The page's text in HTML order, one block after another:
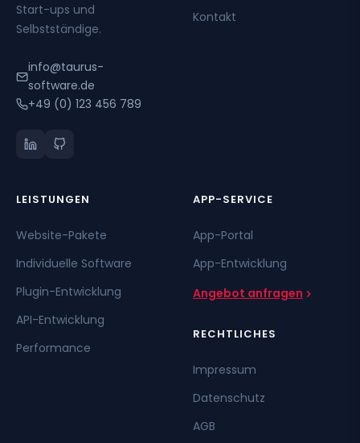
Start-ups und
Selbstständige.
info@taurus-
software.de
+49 (0) 123 456 789
Kontakt
LEISTUNGEN
Website-Pakete
Individuelle Software
Plugin-Entwicklung
API-Entwicklung
Performance
APP-SERVICE
App-Portal
App-Entwicklung
Angebot anfragen
RECHTLICHES
Impressum
Datenschutz
AGB